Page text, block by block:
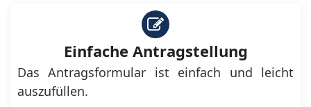
Einfache Antragstellung
Das Antragsformular ist einfach und leicht
auszufüllen.